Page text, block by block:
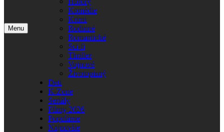
Menu
Open
Komédie
Krimi
Rodinné
Romantické
Sci-fi
Thriller
Vojnové
Životopisný
Deti
K-Zone
Seriály
Filmy 2026
Populárne
Najnovšie